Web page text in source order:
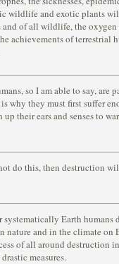
wildlife and exotic plants
and of all wildlife, the oxygen
achievements of terrestrial
so I am able to say,
why they must first suffer
up their ears and senses to
do this, then destruction
Earth humans
and in the climate on
of all around destruction
measures.